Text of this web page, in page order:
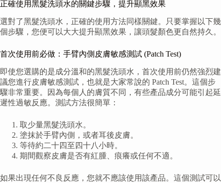
正確使用黑髮洗頭水的關鍵步驟，提升顯黑效果
選對了黑髮洗頭水，正確的使用方法同樣關鍵。只要掌握以下幾
個步驟，您便可以大大提升顯黑效果，讓頭髮顏色更自然持久。
首次使用前必做：手臂內側皮膚敏感測試 (Patch Test)
即使您選購的是成分溫和的黑髮洗頭水，首次使用前仍然強烈建
議您進行皮膚敏感測試，也就是大家常說的 Patch Test。這個步
驟非常重要。因為每個人的膚質不同，有些產品成分可能引起延
遲性過敏反應。測試方法很簡單：
取少量黑髮洗頭水。
塗抹於手臂內側，或者耳後皮膚。
等待約二十四至四十八小時。
期間觀察皮膚是否有紅腫、痕癢或任何不適。
如果出現任何不良反應，您就不應該使用該產品。這個測試可以